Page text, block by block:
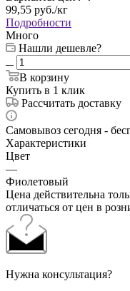
99,55 руб./кг
Подробности
Много
Нашли дешевле?
В корзину
Купить в 1 клик
Рассчитать доставку
Самовывоз сегодня -
Характеристики
Цвет
—
Фиолетовый
Цена действительна
отличаться от цен в
Нужна консультация?